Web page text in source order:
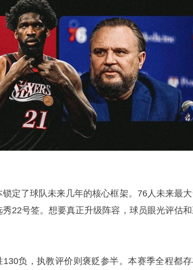
定了球队未来几年的核心框架。76人未来最
22号签。想要真正升级阵容，球员眼光评估
负，执教评价则褒贬参半。本赛季全程都